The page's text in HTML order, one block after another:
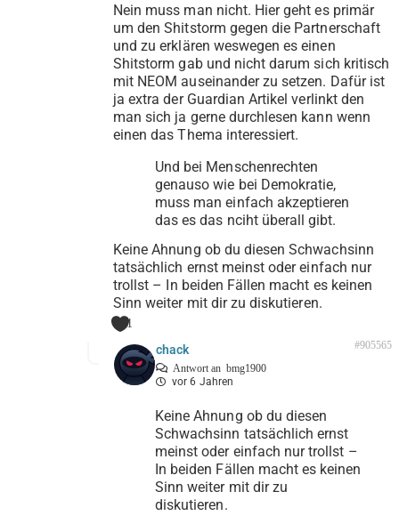
Nein muss man nicht. Hier geht es primär
um den Shitstorm gegen die Partnerschaft
und zu erklären weswegen es einen
Shitstorm gab und nicht darum sich kritisch
mit NEOM auseinander zu setzen. Dafür ist
ja extra der Guardian Artikel verlinkt den
man sich ja gerne durchlesen kann wenn
einen das Thema interessiert.
Und bei Menschenrechten
genauso wie bei Demokratie,
muss man einfach akzeptieren
das es das nciht überall gibt.
Keine Ahnung ob du diesen Schwachsinn
tatsächlich ernst meinst oder einfach nur
trollst – In beiden Fällen macht es keinen
Sinn weiter mit dir zu diskutieren.
1
chack
Antwort an bmg1900
vor 6 Jahren
#905565
Keine Ahnung ob du diesen
Schwachsinn tatsächlich ernst
meinst oder einfach nur trollst –
In beiden Fällen macht es keinen
Sinn weiter mit dir zu
diskutieren.